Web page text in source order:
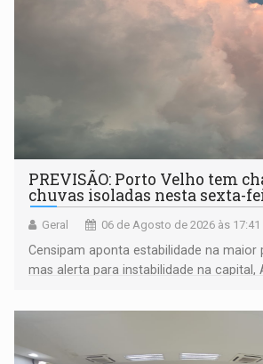
PREVISÃO: Porto Velho tem
chuvas isoladas nesta sexta-
Geral 06 de Agosto de 2026 às 17:41
Censipam aponta estabilidade na maior
mas alerta para instabilidade na capital,